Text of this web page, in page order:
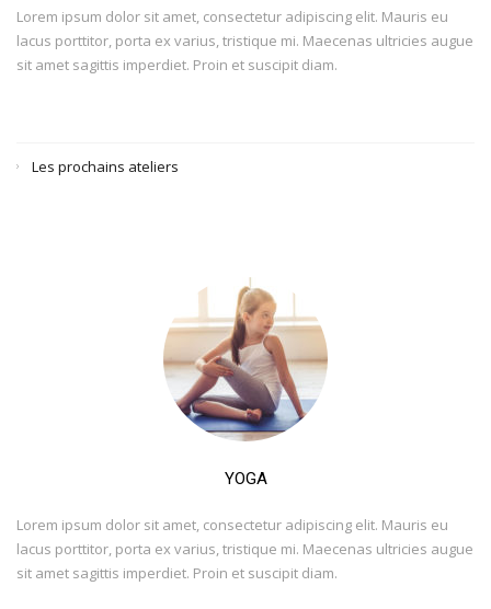
Lorem ipsum dolor sit amet, consectetur adipiscing elit. Mauris eu
lacus porttitor, porta ex varius, tristique mi. Maecenas ultricies augue
sit amet sagittis imperdiet. Proin et suscipit diam.
Les prochains ateliers
YOGA
Lorem ipsum dolor sit amet, consectetur adipiscing elit. Mauris eu
lacus porttitor, porta ex varius, tristique mi. Maecenas ultricies augue
sit amet sagittis imperdiet. Proin et suscipit diam.